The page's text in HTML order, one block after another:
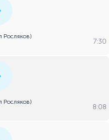
Росляков)
7:30
Росляков)
8:08